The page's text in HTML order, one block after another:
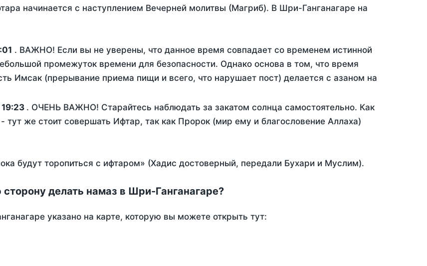
начинается с наступлением Вечерней молитвы (Магриб). В Шри-Ганганагаре на
. ВАЖНО! Если вы не уверены, что данное время совпадает со временем истинной
промежуток времени для безопасности. Однако основа в том, что время
Имсак (прерывание приема пищи и всего, что нарушает пост) делается с азаном на
19:23 . ОЧЕНЬ ВАЖНО! Старайтесь наблюдать за закатом солнца самостоятельно. Как
тут же стоит совершать Ифтар, так как Пророк (мир ему и благословение Аллаха)
будут торопиться с ифтаром» (Хадис достоверный, передали Бухари и Муслим).
делать намаз в Шри-Ганганагаре?
указано на карте, которую вы можете открыть тут: